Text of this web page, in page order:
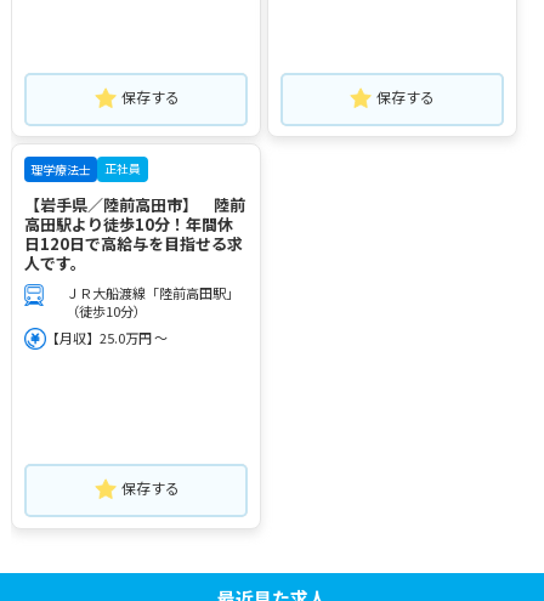
保存する 保存する
理学療法士 正社員
【岩手県／陸前高田市】 陸前
高田駅より徒歩10分！年間休
日120日で高給与を目指せる求
人です。
ＪＲ大船渡線「陸前高田駅」
（徒歩10分）
【月収】25.0万円 ～
保存する